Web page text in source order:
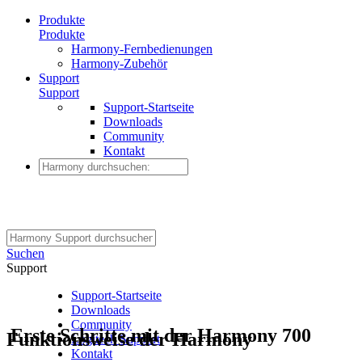
Produkte
Produkte
Harmony-Fernbedienungen
Harmony-Zubehör
Support
Support
Support-Startseite
Downloads
Community
Kontakt
Suchen
Support
Support-Startseite
Downloads
Community
Logitech Support
Kontakt
Erste Schritte mit der Harmony 700
Funktionsweise der Harmony